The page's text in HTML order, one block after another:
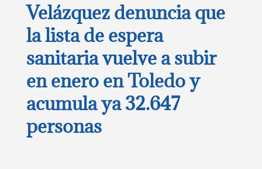
Velázquez denuncia que
la lista de espera
sanitaria vuelve a subir
en enero en Toledo y
acumula ya 32.647
personas